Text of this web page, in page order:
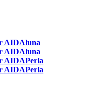
AIDAluna
AIDAluna
AIDAPerla
AIDAPerla